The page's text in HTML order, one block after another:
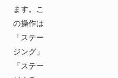
ます。こ
の操作は
「ステー
ジング」
「ステー